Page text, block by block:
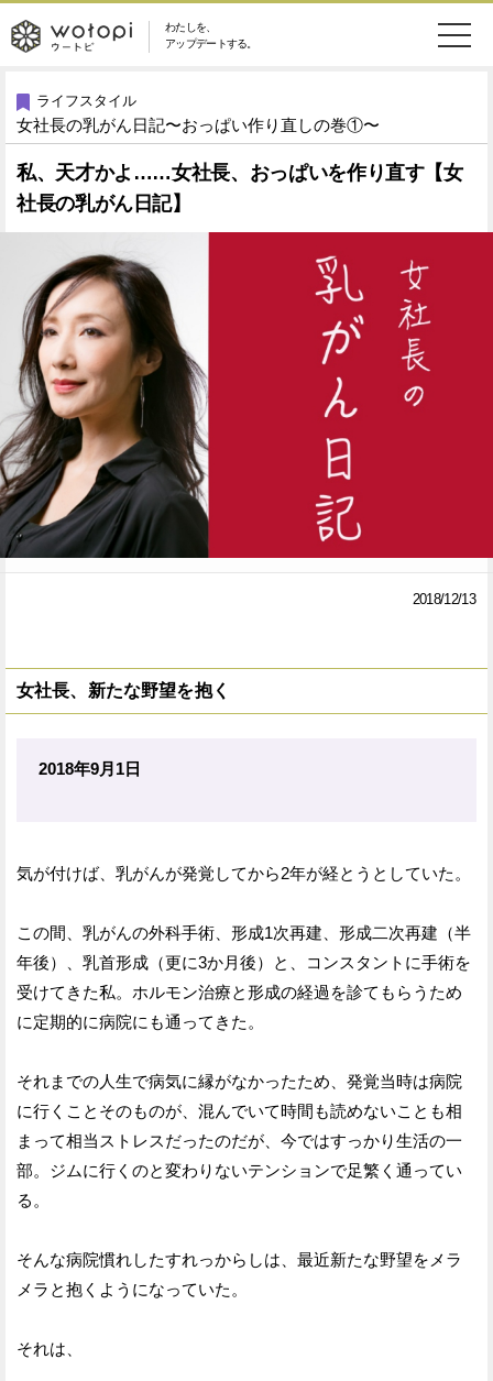
わたしを、
アップデートする。
wotopi
-
ウ
ー
ト
ピ
メ
ニ
ュ
ー
恋愛・結婚
美容・コスメ 妊娠・出産
健康
ライフスタイル ファッション
ソーシャル SDGs
アイテム
ウートピとは？
Facebook
ア
る
ライフスタイル
女社長の乳がん日記〜おっぱい作り直しの巻①〜
私、天才かよ……女社長、おっぱいを作り直す【女
社長の乳がん日記】
2018/12/13
女社長、新たな野望を抱く
2018年9月1日
気が付けば、乳がんが発覚してから2年が経とうとしていた。
この間、乳がんの外科手術、形成1次再建、形成二次再建（半
年後）、乳首形成（更に3か月後）と、コンスタントに手術を
受けてきた私。ホルモン治療と形成の経過を診てもらうため
に定期的に病院にも通ってきた。
それまでの人生で病気に縁がなかったため、発覚当時は病院
に行くことそのものが、混んでいて時間も読めないことも相
まって相当ストレスだったのだが、今ではすっかり生活の一
部。ジムに行くのと変わりないテンションで足繁く通ってい
る。
そんな病院慣れしたすれっからしは、最近新たな野望をメラ
メラと抱くようになっていた。
それは、